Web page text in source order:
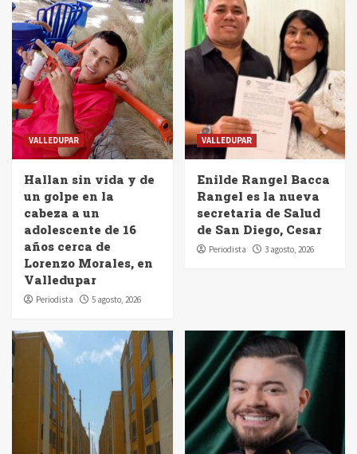
VALLEDUPAR
Hallan sin vida y de
un golpe en la
cabeza a un
adolescente de 16
años cerca de
Lorenzo Morales, en
Valledupar
Periodista 5 agosto, 2026
VALLEDUPAR
Enilde Rangel Bacca
Rangel es la nueva
secretaria de Salud
de San Diego, Cesar
Periodista 3 agosto, 2026